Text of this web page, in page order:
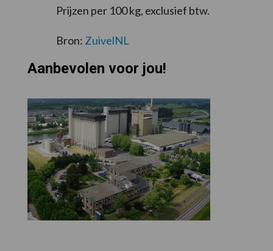
Prijzen per 100 kg, exclusief btw.
Bron: ZuivelNL
Aanbevolen voor jou!